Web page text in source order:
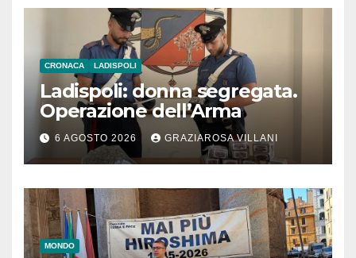
CRONACA LADISPOLI
Ladispoli: donna segregata.
Operazione dell’Arma
6 AGOSTO 2026 GRAZIAROSA VILLANI
MONDO